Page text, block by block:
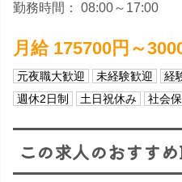
勤務時間： 08:00～17:00
月給 175700円～
元夜職大歓迎 未経験歓迎 経
週休2日制
土日祝休み 社会
この求人のおすす